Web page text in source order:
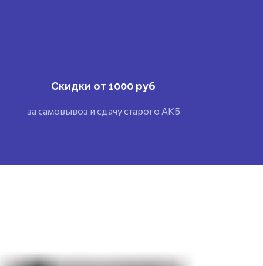
Скидки от 1000 руб
за самовывоз и сдачу старого АКБ